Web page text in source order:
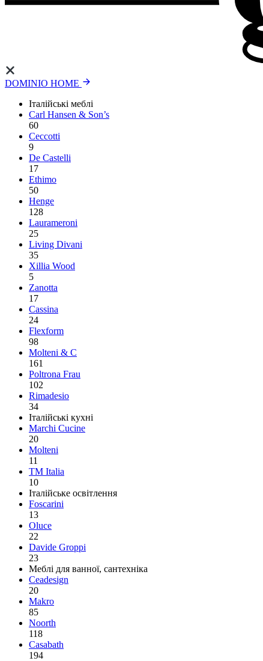
DOMINIO HOME
Італійські меблі
Carl Hansen & Son’s
60
Ceccotti
9
De Castelli
17
Ethimo
50
Henge
128
Laurameroni
25
Living Divani
35
Xillia Wood
5
Zanotta
17
Cassina
24
Flexform
98
Molteni & C
161
Poltrona Frau
102
Rimadesio
34
Італійські кухні
Marchi Cucine
20
Molteni
11
TM Italia
10
Італійське освітлення
Foscarini
13
Oluce
22
Davide Groppi
23
Меблі для ванної, сантехніка
Ceadesign
20
Makro
85
Noorth
118
Сasabath
194